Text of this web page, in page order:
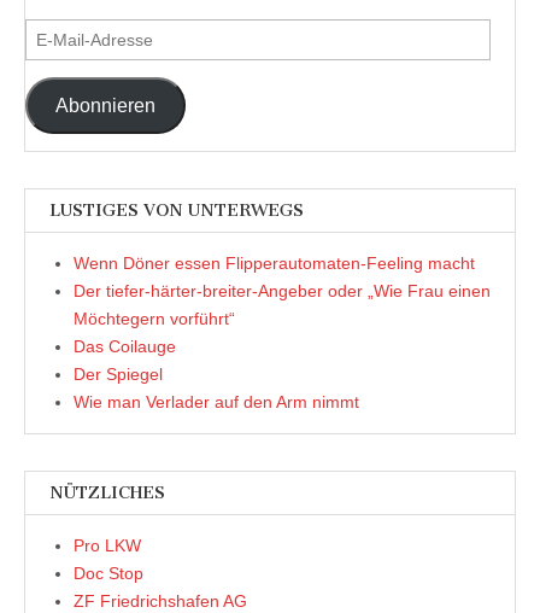
E-
Mail-
Adresse
Abonnieren
LUSTIGES VON UNTERWEGS
Wenn Döner essen Flipperautomaten-Feeling macht
Der tiefer-härter-breiter-Angeber oder „Wie Frau einen
Möchtegern vorführt“
Das Coilauge
Der Spiegel
Wie man Verlader auf den Arm nimmt
NÜTZLICHES
Pro LKW
Doc Stop
ZF Friedrichshafen AG